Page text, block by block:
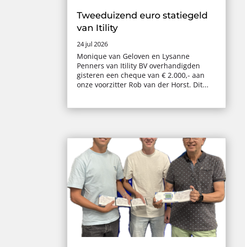
Tweeduizend euro statiegeld
van Itility
24 jul 2026
Monique van Geloven en Lysanne
Penners van Itility BV overhandigden
gisteren een cheque van € 2.000,- aan
onze voorzitter Rob van der Horst. Dit...